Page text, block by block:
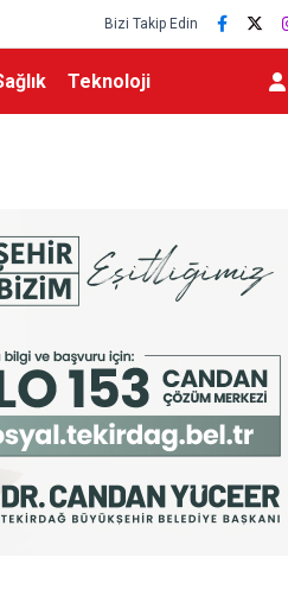
Bizi Takip Edin
Teknoloji
aratmıyor